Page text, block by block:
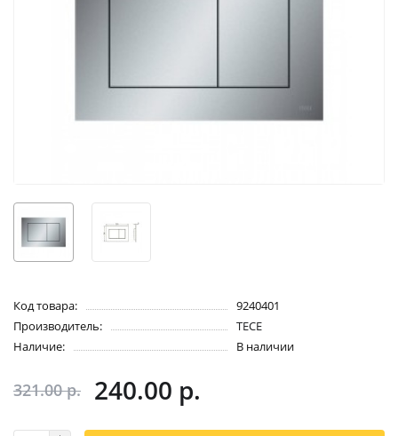
Код товара:
9240401
Производитель:
TECE
Наличие:
В наличии
321.00 р. 240.00 р.